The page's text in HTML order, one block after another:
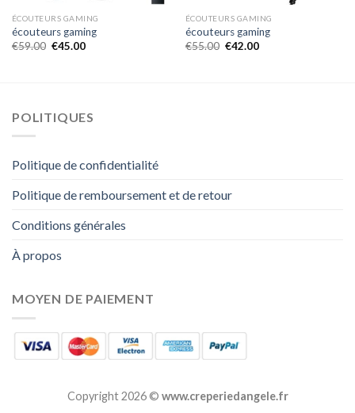
ÉCOUTEURS GAMING
écouteurs gaming
€59.00 €45.00
ÉCOUTEURS GAMING
écouteurs gaming
€55.00 €42.00
POLITIQUES
Politique de confidentialité
Politique de remboursement et de retour
Conditions générales
À propos
MOYEN DE PAIEMENT
Copyright 2026 © www.creperiedangele.fr